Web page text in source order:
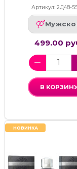
Артикул: 2Д48-
499.00
В
НОВИНКА